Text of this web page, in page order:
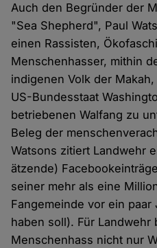
Auch den Begründer der
"Sea Shepherd", Paul
einen Rassisten,
Menschenhasser, mithin
indigenen Volk der
US-Bundesstaat
betriebenen Walfang zu
Beleg der
Watsons zitiert Landwehr
ätzende)
seiner mehr als eine
Fangemeinde vor ein
haben soll). Für
Menschenhass nicht nur